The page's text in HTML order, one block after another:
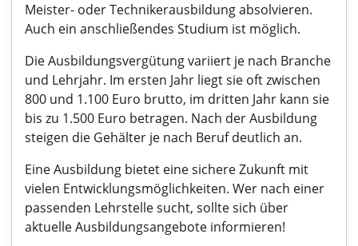
Meister- oder Technikerausbildung absolvieren.
Auch ein anschließendes Studium ist möglich.
Die Ausbildungsvergütung variiert je nach Branche
und Lehrjahr. Im ersten Jahr liegt sie oft zwischen
800 und 1.100 Euro brutto, im dritten Jahr kann sie
bis zu 1.500 Euro betragen. Nach der Ausbildung
steigen die Gehälter je nach Beruf deutlich an.
Eine Ausbildung bietet eine sichere Zukunft mit
vielen Entwicklungsmöglichkeiten. Wer nach einer
passenden Lehrstelle sucht, sollte sich über
aktuelle Ausbildungsangebote informieren!